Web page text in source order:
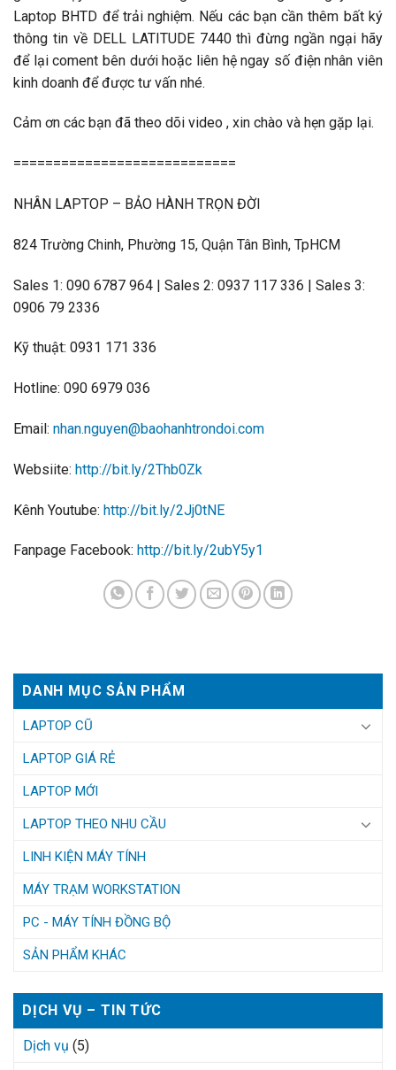
Laptop BHTD để trải nghiệm. Nếu các bạn cần thêm bất ký
thông tin về DELL LATITUDE 7440 thì đừng ngần ngại hãy
để lại coment bên dưới hoặc liên hệ ngay số điện nhân viên
kinh doanh để được tư vấn nhé.
Cảm ơn các bạn đã theo dõi video , xin chào và hẹn gặp lại.
============================
NHÂN LAPTOP – BẢO HÀNH TRỌN ĐỜI
824 Trường Chinh, Phường 15, Quận Tân Bình, TpHCM
Sales 1: 090 6787 964 | Sales 2: 0937 117 336 | Sales 3:
0906 79 2336
Kỹ thuật: 0931 171 336
Hotline: 090 6979 036
Email: nhan.nguyen@baohanhtrondoi.com
Websiite: http://bit.ly/2Thb0Zk
Kênh Youtube: http://bit.ly/2Jj0tNE
Fanpage Facebook: http://bit.ly/2ubY5y1
DANH MỤC SẢN PHẨM
LAPTOP CŨ
LAPTOP GIÁ RẺ
LAPTOP MỚI
LAPTOP THEO NHU CẦU
LINH KIỆN MÁY TÍNH
MÁY TRẠM WORKSTATION
PC - MÁY TÍNH ĐỒNG BỘ
SẢN PHẨM KHÁC
DỊCH VỤ – TIN TỨC
Dịch vụ (5)